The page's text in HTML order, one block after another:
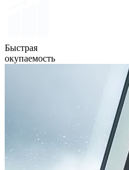
Быстрая
окупаемость